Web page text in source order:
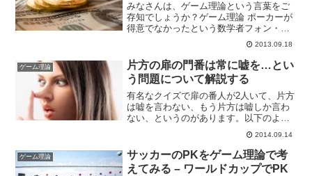
みなさんは、ゲーム理論という言葉をご
存知でしょうか？ゲーム理論 ポーカーが
得意でなかったという数学者フォン・ノ
イマンが1944年に経済学者モルゲンシュ
テルンの協力を得て完成させた『ゲーム
の理論と経済行動』によって切り開かれ
た、新しい経済学の...
2013.09.18
ゲーム理論
片方の扉の門番は常に嘘を…とい
う問題について解説する
有名なクイズで扉の番人が2人いて、片方
は嘘を言わない、もう片方は嘘しか言わ
ない、というのがあります。以下のよう
な問題です。天国に通じる道と地獄に通
じる道があり、それぞれの道の扉の前に
はそっくりな二人の番人がいます。どち
らかに道を尋ねる必要が...
2014.09.14
ゲーム理論
サッカーのPKをゲーム理論で考
えてみる – ワールドカップでPK